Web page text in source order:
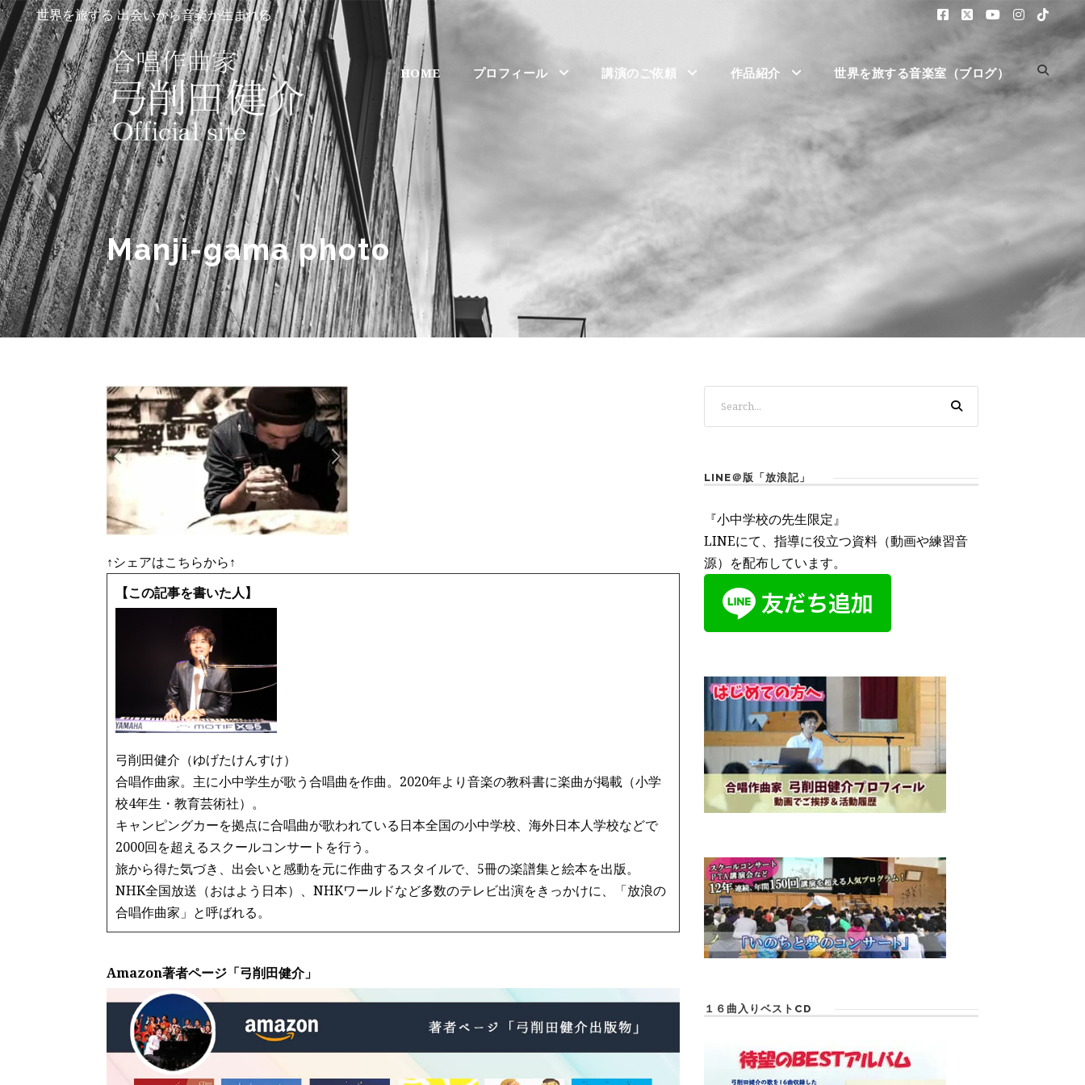
世界を旅する 出会いから音楽が生まれる
HOME プロフィール 講演のご依頼 作品紹介 世界を旅する音楽室（ブログ）
Manji-gama photo
↑シェアはこちらから↑
【この記事を書いた人】
弓削田健介（ゆげたけんすけ）
合唱作曲家。主に小中学生が歌う合唱曲を作曲。2020年より音楽の教科書に楽曲が掲載（小学
校4年生・教育芸術社）。
キャンピングカーを拠点に合唱曲が歌われている日本全国の小中学校、海外日本人学校などで
2000回を超えるスクールコンサートを行う。
旅から得た気づき、出会いと感動を元に作曲するスタイルで、5冊の楽譜集と絵本を出版。
NHK全国放送（おはよう日本）、NHKワールドなど多数のテレビ出演をきっかけに、「放浪の
合唱作曲家」と呼ばれる。
Amazon著者ページ「弓削田健介」
LINE＠版「放浪記」
『小中学校の先生限定』
LINEにて、指導に役立つ資料（動画や練習音
源）を配布しています。
１６曲入りベストCD